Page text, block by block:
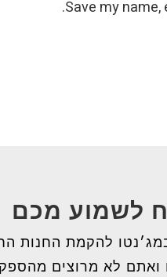
Save my
לשמוע מכם
להקמת החנות
ואתם לא מרוצים